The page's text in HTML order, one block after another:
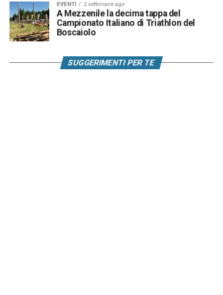
EVENTI 2 settimane ago
A Mezzenile la decima tappa del
Campionato Italiano di Triathlon del
Boscaiolo
SUGGERIMENTI PER TE